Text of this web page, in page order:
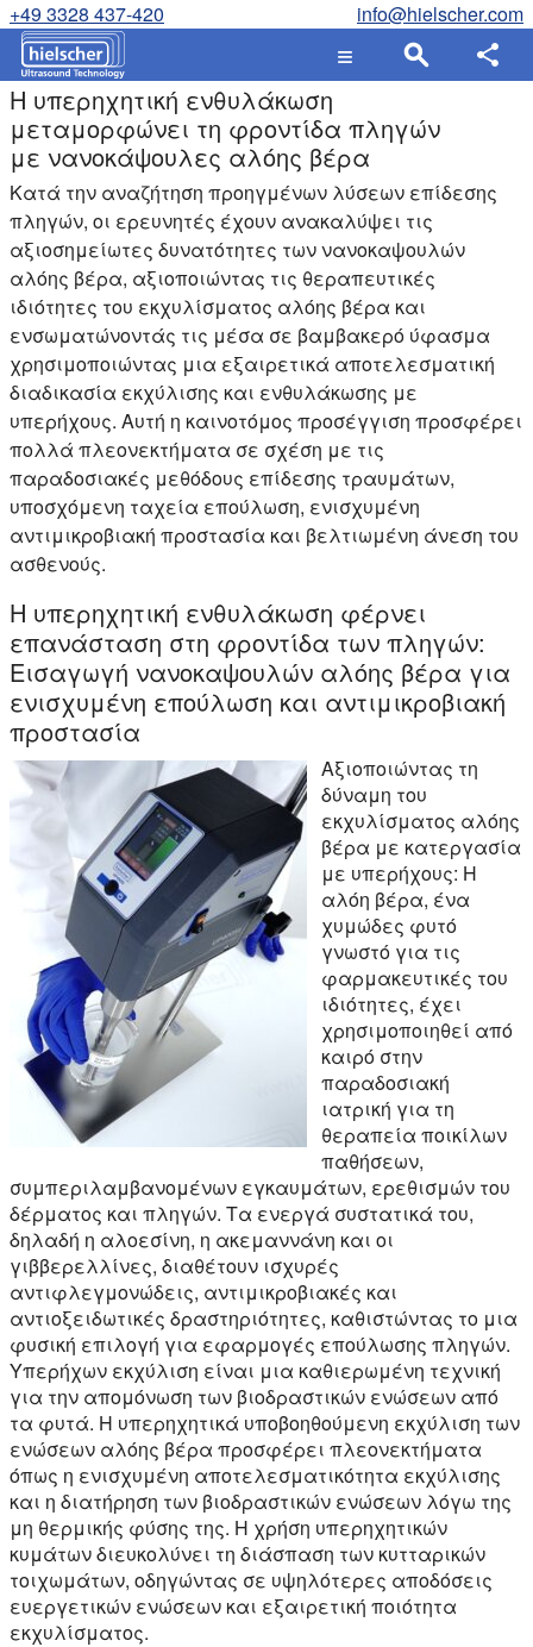
+49 3328 437-420 info@hielscher.com
Η υπερηχητική ενθυλάκωση
μεταμορφώνει τη φροντίδα πληγών
με νανοκάψουλες αλόης βέρα
Κατά την αναζήτηση προηγμένων λύσεων επίδεσης
πληγών, οι ερευνητές έχουν ανακαλύψει τις
αξιοσημείωτες δυνατότητες των νανοκαψουλών
αλόης βέρα, αξιοποιώντας τις θεραπευτικές
ιδιότητες του εκχυλίσματος αλόης βέρα και
ενσωματώνοντάς τις μέσα σε βαμβακερό ύφασμα
χρησιμοποιώντας μια εξαιρετικά αποτελεσματική
διαδικασία εκχύλισης και ενθυλάκωσης με
υπερήχους. Αυτή η καινοτόμος προσέγγιση προσφέρει
πολλά πλεονεκτήματα σε σχέση με τις
παραδοσιακές μεθόδους επίδεσης τραυμάτων,
υποσχόμενη ταχεία επούλωση, ενισχυμένη
αντιμικροβιακή προστασία και βελτιωμένη άνεση του
ασθενούς.
Η υπερηχητική ενθυλάκωση φέρνει
επανάσταση στη φροντίδα των πληγών:
Εισαγωγή νανοκαψουλών αλόης βέρα για
ενισχυμένη επούλωση και αντιμικροβιακή
προστασία
Αξιοποιώντας τη
δύναμη του
εκχυλίσματος αλόης
βέρα με κατεργασία
με υπερήχους: Η
αλόη βέρα, ένα
χυμώδες φυτό
γνωστό για τις
φαρμακευτικές του
ιδιότητες, έχει
χρησιμοποιηθεί από
καιρό στην
παραδοσιακή
ιατρική για τη
θεραπεία ποικίλων
παθήσεων,
συμπεριλαμβανομένων εγκαυμάτων, ερεθισμών του
δέρματος και πληγών. Τα ενεργά συστατικά του,
δηλαδή η αλοεσίνη, η ακεμαννάνη και οι
γιββερελλίνες, διαθέτουν ισχυρές
αντιφλεγμονώδεις, αντιμικροβιακές και
αντιοξειδωτικές δραστηριότητες, καθιστώντας το μια
φυσική επιλογή για εφαρμογές επούλωσης πληγών.
Υπερήχων εκχύλιση είναι μια καθιερωμένη τεχνική
για την απομόνωση των βιοδραστικών ενώσεων από
τα φυτά. Η υπερηχητικά υποβοηθούμενη εκχύλιση των
ενώσεων αλόης βέρα προσφέρει πλεονεκτήματα
όπως η ενισχυμένη αποτελεσματικότητα εκχύλισης
και η διατήρηση των βιοδραστικών ενώσεων λόγω της
μη θερμικής φύσης της. Η χρήση υπερηχητικών
κυμάτων διευκολύνει τη διάσπαση των κυτταρικών
τοιχωμάτων, οδηγώντας σε υψηλότερες αποδόσεις
ευεργετικών ενώσεων και εξαιρετική ποιότητα
εκχυλίσματος.